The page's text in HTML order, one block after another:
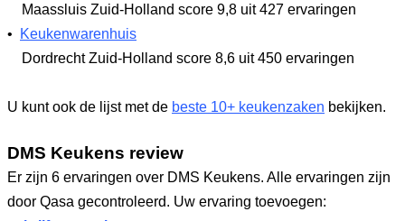
Maassluis Zuid-Holland score 9,8 uit 427 ervaringen
•
Keukenwarenhuis
Dordrecht Zuid-Holland score 8,6 uit 450 ervaringen
U kunt ook de lijst met de beste 10+ keukenzaken bekijken.
DMS Keukens review
Er zijn 6 ervaringen over DMS Keukens. Alle ervaringen zijn
door Qasa gecontroleerd. Uw ervaring toevoegen: